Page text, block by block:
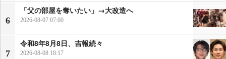
6
「父の部屋を奪いたい」→大改造へ
2026-08-07 07:00
7
令和8年8月8日、吉報続々
2026-08-08 18:17